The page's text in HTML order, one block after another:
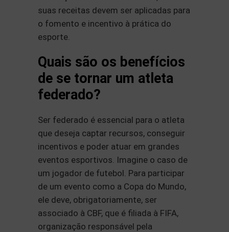
suas receitas devem ser aplicadas para
o fomento e incentivo à prática do
esporte.
Quais são os benefícios
de se tornar um atleta
federado?
Ser federado é essencial para o atleta
que deseja captar recursos, conseguir
incentivos e poder atuar em grandes
eventos esportivos. Imagine o caso de
um jogador de futebol. Para participar
de um evento como a Copa do Mundo,
ele deve, obrigatoriamente, ser
associado à CBF, que é filiada à FIFA,
organização responsável pela